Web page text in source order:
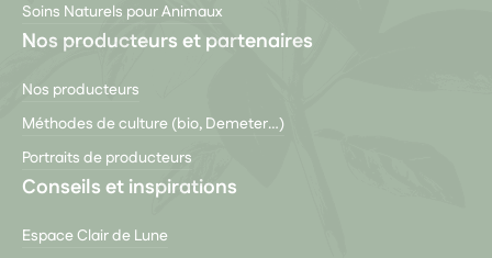
Soins Naturels pour Animaux
Nos producteurs et partenaires
Nos producteurs
Méthodes de culture (bio, Demeter…)
Portraits de producteurs
Conseils et inspirations
Espace Clair de Lune